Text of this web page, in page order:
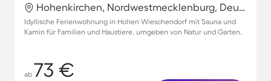
Hohenkirchen, Nordwestmecklenburg, Deutschland
Idyllische Ferienwohnung in Hohen Wieschendorf mit Sauna und
Kamin für Familien und Haustiere, umgeben von Natur und Garten.
ab 73 €